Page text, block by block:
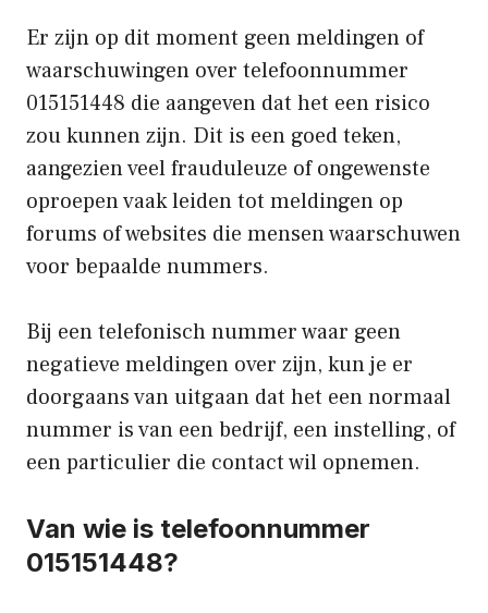
Er zijn op dit moment geen meldingen of
waarschuwingen over telefoonnummer
015151448 die aangeven dat het een risico
zou kunnen zijn. Dit is een goed teken,
aangezien veel frauduleuze of ongewenste
oproepen vaak leiden tot meldingen op
forums of websites die mensen waarschuwen
voor bepaalde nummers.
Bij een telefonisch nummer waar geen
negatieve meldingen over zijn, kun je er
doorgaans van uitgaan dat het een normaal
nummer is van een bedrijf, een instelling, of
een particulier die contact wil opnemen.
Van wie is telefoonnummer
015151448?